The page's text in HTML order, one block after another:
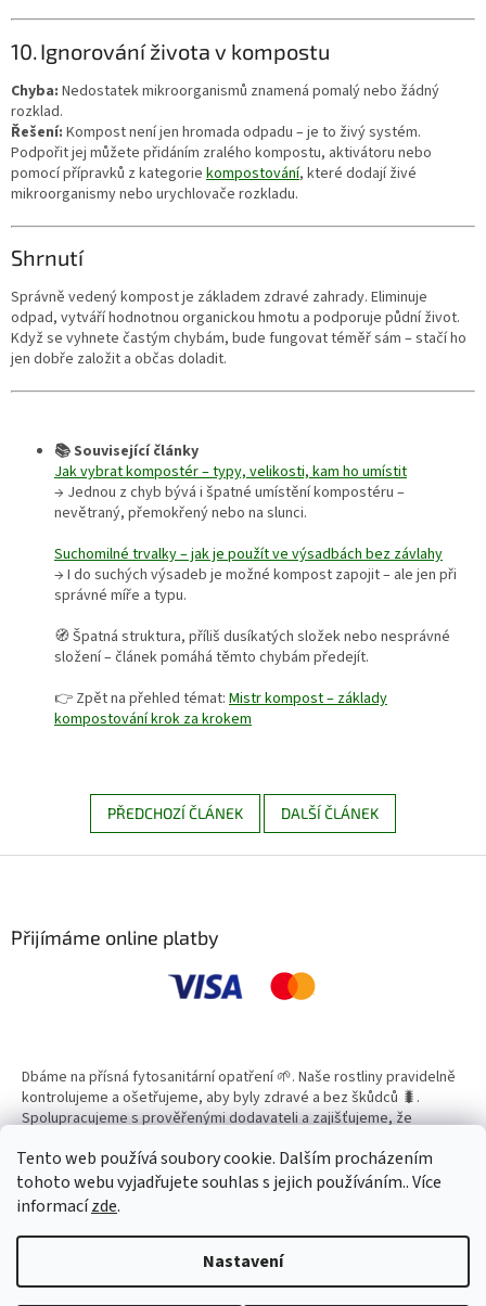
Tento web používá soubory cookie. Dalším procházením
tohoto webu vyjadřujete souhlas s jejich používáním.. Více
informacízde.
Nastavení
10. Ignorování života v kompostu
Chyba: Nedostatek mikroorganismů znamená pomalý nebo žádný
rozklad.
Řešení: Kompost není jen hromada odpadu – je to živý systém.
Podpořit jej můžete přidáním zralého kompostu, aktivátoru nebo
pomocí přípravků z kategorie kompostování, které dodají živé
mikroorganismy nebo urychlovače rozkladu.
Shrnutí
Správně vedený kompost je základem zdravé zahrady. Eliminuje
odpad, vytváří hodnotnou organickou hmotu a podporuje půdní život.
Když se vyhnete častým chybám, bude fungovat téměř sám – stačí ho
jen dobře založit a občas doladit.
📚 Související články
Jak vybrat kompostér – typy, velikosti, kam ho umístit
→ Jednou z chyb bývá i špatné umístění kompostéru –
nevětraný, přemokřený nebo na slunci.
Suchomilné trvalky – jak je použít ve výsadbách bez závlahy
→ I do suchých výsadeb je možné kompost zapojit – ale jen při
správné míře a typu.
🧭 Špatná struktura, příliš dusíkatých složek nebo nesprávné
složení – článek pomáhá těmto chybám předejít.
👉 Zpět na přehled témat: Mistr kompost – základy
kompostování krok za krokem
PŘEDCHOZÍ ČLÁNEK DALŠÍ ČLÁNEK
Přijímáme online platby
Dbáme na přísná fytosanitární opatření 🌱. Naše rostliny pravidelně
kontrolujeme a ošetřujeme, aby byly zdravé a bez škůdců 🐛.
Spolupracujeme s prověřenými dodavateli a zajišťujeme, že